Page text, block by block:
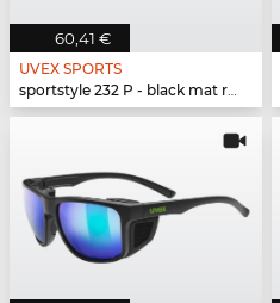
60,41 €
UVEX SPORTS
sportstyle 232 P - black mat red